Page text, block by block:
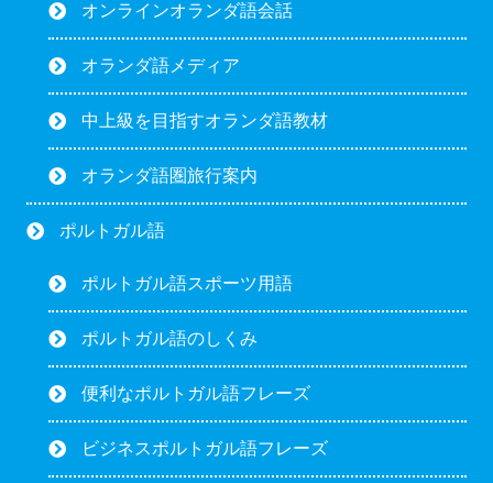
オンラインオランダ語会話
オランダ語メディア
中上級を目指すオランダ語教材
オランダ語圏旅行案内
ポルトガル語
ポルトガル語スポーツ用語
ポルトガル語のしくみ
便利なポルトガル語フレーズ
ビジネスポルトガル語フレーズ